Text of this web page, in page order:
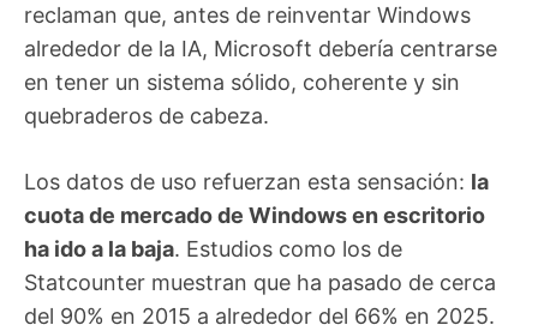
reclaman que, antes de reinventar Windows
alrededor de la IA, Microsoft debería centrarse
en tener un sistema sólido, coherente y sin
quebraderos de cabeza.
Los datos de uso refuerzan esta sensación: la
cuota de mercado de Windows en escritorio
ha ido a la baja. Estudios como los de
Statcounter muestran que ha pasado de cerca
del 90% en 2015 a alrededor del 66% en 2025.